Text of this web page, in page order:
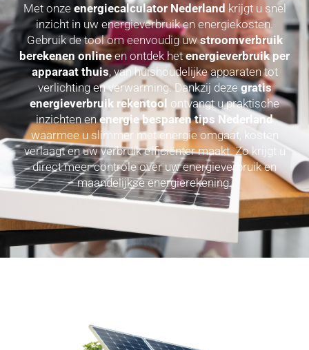
Met onze energiecalculator Nederland krijgt u snel
inzicht in uw energieverbruik en energiekosten.
Gebruik de tool om eenvoudig uwstroomverbruik
berekenen online en ontdek hetenergieverbruik per
apparaat thuis, van huishoudelijke apparaten tot
verlichting en verwarming. Dankzij deze gratis
energieverbruik rekentool ontvangt u praktische
inzichten enenergie besparen tips Nederland
waarmee u slimmer met energie omgaat, kosten
verlaagt en uw verbruik efficiënter maakt. Zo krijgt u
direct meer controle over uw energieverbruik en
maandelijkse energierekening.